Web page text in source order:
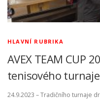
HLAVNÍ RUBRIKA
AVEX TEAM CUP
tenisového
24.9.2023 – Tradičního turnaje